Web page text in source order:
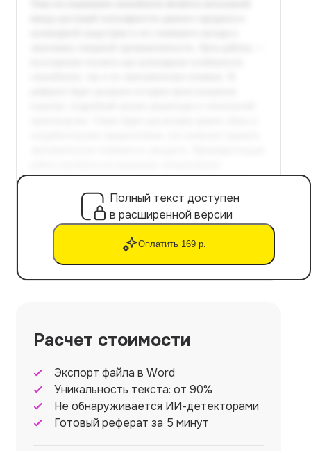
Полный текст доступен
в расширенной версии
Оплатить 169 р.
Расчет стоимости
Экспорт файла в Word
Уникальность текста: от 90%
Не обнаруживается ИИ-детекторами
Готовый реферат за 5 минут